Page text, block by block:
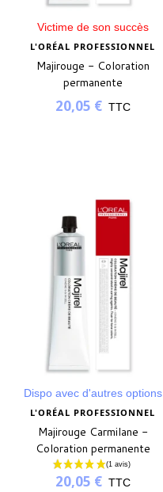
Victime de son succès
L'ORÉAL PROFESSIONNEL
Majirouge - Coloration
permanente
20,05 € TTC
Dispo avec d'autres options
L'ORÉAL PROFESSIONNEL
Majirouge Carmilane -
Coloration permanente
20,05 € TTC